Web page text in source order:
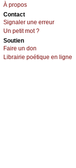
À prоpos
Cоntact
Signaler une errеur
Un pеtit mоt ?
Sоutien
Fаirе un dоn
Librairiе pоétique en lignе